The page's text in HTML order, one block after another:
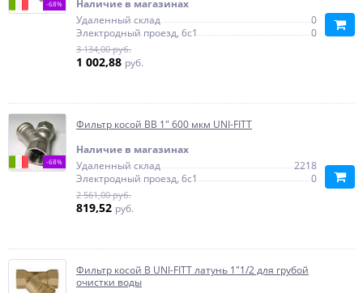
-68%
Наличие в магазинах
Удаленный склад
0
Электродный проезд, 6с1
0
3 134,00 руб.
1 002,88 руб.
-68%
Фильтр косой ВВ 1" 600 мкм UNI-FITT
Наличие в магазинах
Удаленный склад
2218
Электродный проезд, 6с1
0
2 561,00 руб.
819,52 руб.
Фильтр косой В UNI-FITT латунь 1"1/2 для грубой
очистки воды